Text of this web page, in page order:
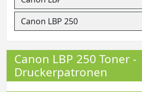
Canon LBP 250 Toner -
Druckerpatronen